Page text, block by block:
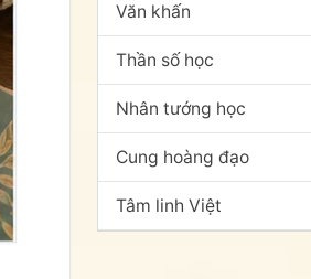
Văn khấn
Thần số học
Nhân tướng học
Cung hoàng đạo
Tâm linh Việt